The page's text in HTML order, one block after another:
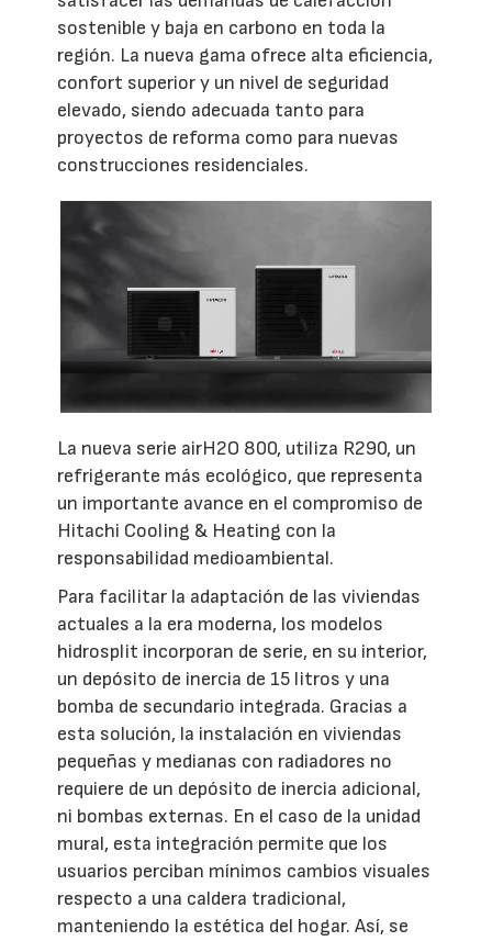
sostenible y baja en carbono en toda la
región. La nueva gama ofrece alta eficiencia,
confort superior y un nivel de seguridad
elevado, siendo adecuada tanto para
proyectos de reforma como para nuevas
construcciones residenciales.
La nueva serie airH2O 800, utiliza R290, un
refrigerante más ecológico, que representa
un importante avance en el compromiso de
Hitachi Cooling & Heating con la
responsabilidad medioambiental.
Para facilitar la adaptación de las viviendas
actuales a la era moderna, los modelos
hidrosplit incorporan de serie, en su interior,
un depósito de inercia de 15 litros y una
bomba de secundario integrada. Gracias a
esta solución, la instalación en viviendas
pequeñas y medianas con radiadores no
requiere de un depósito de inercia adicional,
ni bombas externas. En el caso de la unidad
mural, esta integración permite que los
usuarios perciban mínimos cambios visuales
respecto a una caldera tradicional,
manteniendo la estética del hogar. Así, se